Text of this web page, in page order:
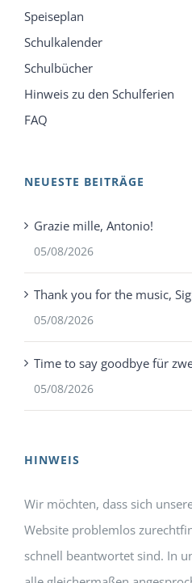
Speiseplan
Schulkalender
Schulbücher
Hinweis zu den Schulferien
FAQ
NEUESTE BEITRÄGE
Grazie mille, Antonio!
05/08/2026
Thank you for the music,
05/08/2026
Time to say goodbye für
05/08/2026
HINWEIS
Wir möchten, dass sich
Website problemlos
schnell beantwortet sind. In